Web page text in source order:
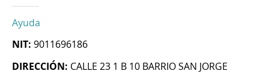
Ayuda
NIT: 9011696186
DIRECCIÓN: CALLE 23 1 B 10 BARRIO SAN JORGE